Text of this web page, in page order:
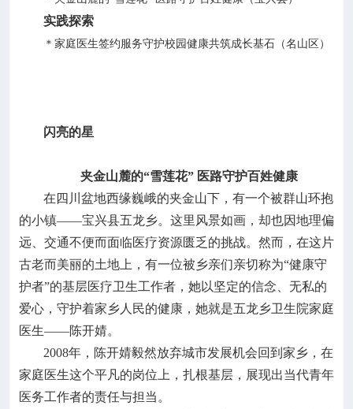
互动交流
实践探索
＊家庭医生签约服务守护校园健康共筑成长基石（名山区）
闪亮的星
夹金山麓的“雪莲花” 医路守护百姓健康
在四川盆地西缘巍峨的夹金山下，有一个被群山环抱
的小镇——宝兴县五龙乡。这里风景如画，却也因地理偏
远、交通不便而面临医疗资源匮乏的挑战。然而，在这片
古老而美丽的土地上，有一位被乡亲们亲切称为“健康守
护者”的基层医疗卫生工作者，她以坚定的信念、无私的
爱心，守护着家乡人民的健康，她就是五龙乡卫生院家庭
医生——陈开婧。
2008年，陈开婧毅然放弃城市发展机会回到家乡，在
家庭医生这个平凡的岗位上，扎根基层，展现出当代青年
医务工作者的责任与担当。